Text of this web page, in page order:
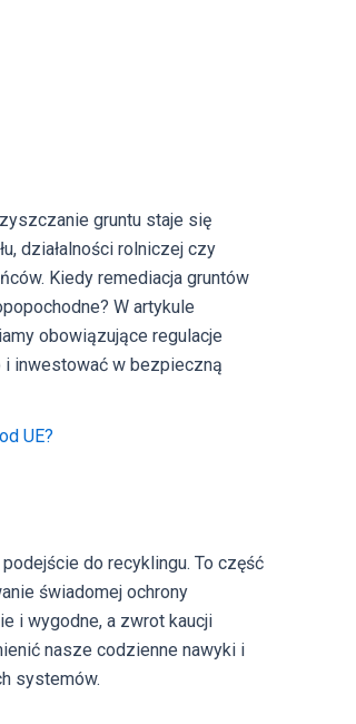
gruntu staje się
działalności rolniczej czy
Kiedy remediacja gruntów
W artykule
obowiązujące regulacje
i inwestować w bezpieczną
UE?
do recyklingu. To część
świadomej ochrony
i wygodne, a zwrot kaucji
nasze codzienne nawyki i
systemów.